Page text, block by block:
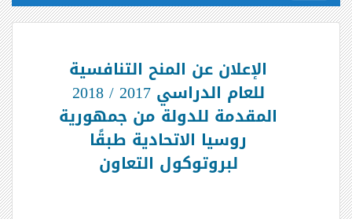
الإعلان عن المنح التنافسية
للعام الدراسي 2017 / 2018
المقدمة للدولة من جمهورية
روسيا الاتحادية طبقًا
لبروتوكول التعاون